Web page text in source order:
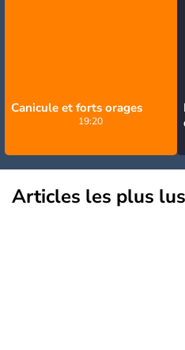
Canicule et forts orages
19:20
Articles les plus lus